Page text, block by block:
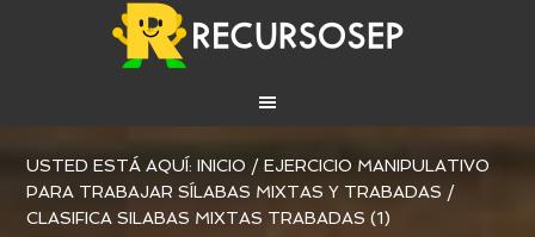
USTED ESTÁ AQUÍ:INICIO / EJERCICIO MANIPULATIVO
PARA TRABAJAR SÍLABAS MIXTAS Y TRABADAS /
CLASIFICA SILABAS MIXTAS TRABADAS (1)